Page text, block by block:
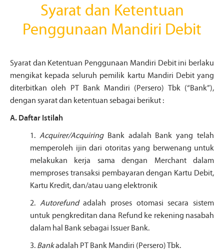
Syarat dan Ketentuan
Penggunaan Mandiri Debit
Syarat dan Ketentuan Penggunaan Mandiri Debit ini berlaku
mengikat kepada seluruh pemilik kartu Mandiri Debit yang
diterbitkan oleh PT Bank Mandiri (Persero) Tbk (“Bank”),
dengan syarat dan ketentuan sebagai berikut :
A. Daftar Istilah
1. Acquirer/AcquiringBank adalah Bank yang telah
memperoleh ijin dari otoritas yang berwenang untuk
melakukan kerja sama dengan Merchant dalam
memproses transaksi pembayaran dengan Kartu Debit,
Kartu Kredit, dan/atau uang elektronik
2. Autorefundadalah proses otomasi secara sistem
untuk pengkreditan dana Refund ke rekening nasabah
dalam hal Bank sebagai Issuer Bank.
3. Bankadalah PT Bank Mandiri (Persero) Tbk.